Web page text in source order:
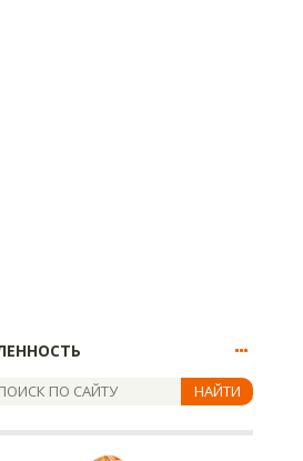
НАЙТИ